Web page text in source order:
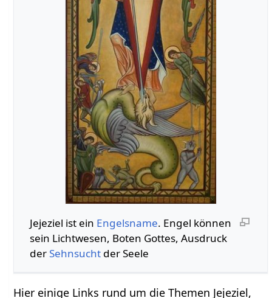
Jejeziel ist ein Engelsname. Engel können
sein Lichtwesen, Boten Gottes, Ausdruck
der Sehnsuchtder Seele
Hier einige Links rund um die Themen Jejeziel,